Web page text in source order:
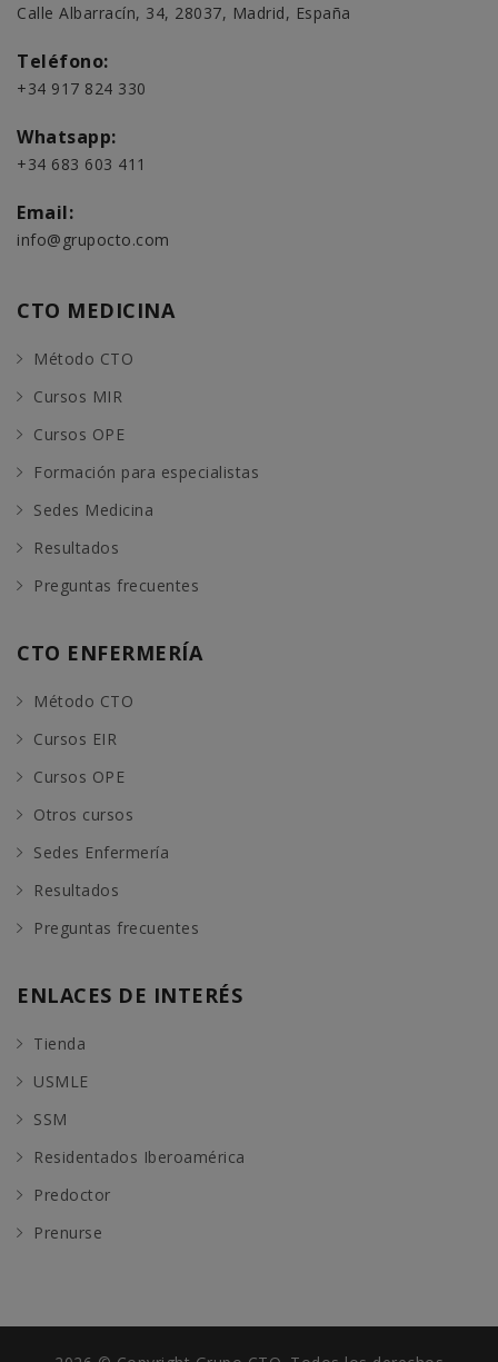
Calle Albarracín, 34, 28037, Madrid, España
Teléfono:
+34 917 824 330
Whatsapp:
+34 683 603 411
Email:
info@grupocto.com
CTO MEDICINA
Método CTO
Cursos MIR
Cursos OPE
Formación para especialistas
Sedes Medicina
Resultados
Preguntas frecuentes
CTO ENFERMERÍA
Método CTO
Cursos EIR
Cursos OPE
Otros cursos
Sedes Enfermería
Resultados
Preguntas frecuentes
ENLACES DE INTERÉS
Tienda
USMLE
SSM
Residentados Iberoamérica
Predoctor
Prenurse